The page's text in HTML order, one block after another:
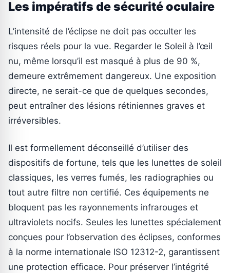
Les impératifs de sécurité oculaire
L’intensité de l’éclipse ne doit pas occulter les
risques réels pour la vue. Regarder le Soleil à l’œil
nu, même lorsqu’il est masqué à plus de 90 %,
demeure extrêmement dangereux. Une exposition
directe, ne serait-ce que de quelques secondes,
peut entraîner des lésions rétiniennes graves et
irréversibles.
Il est formellement déconseillé d’utiliser des
dispositifs de fortune, tels que les lunettes de soleil
classiques, les verres fumés, les radiographies ou
tout autre filtre non certifié. Ces équipements ne
bloquent pas les rayonnements infrarouges et
ultraviolets nocifs. Seules les lunettes spécialement
conçues pour l’observation des éclipses, conformes
à la norme internationale ISO 12312-2, garantissent
une protection efficace. Pour préserver l’intégrité